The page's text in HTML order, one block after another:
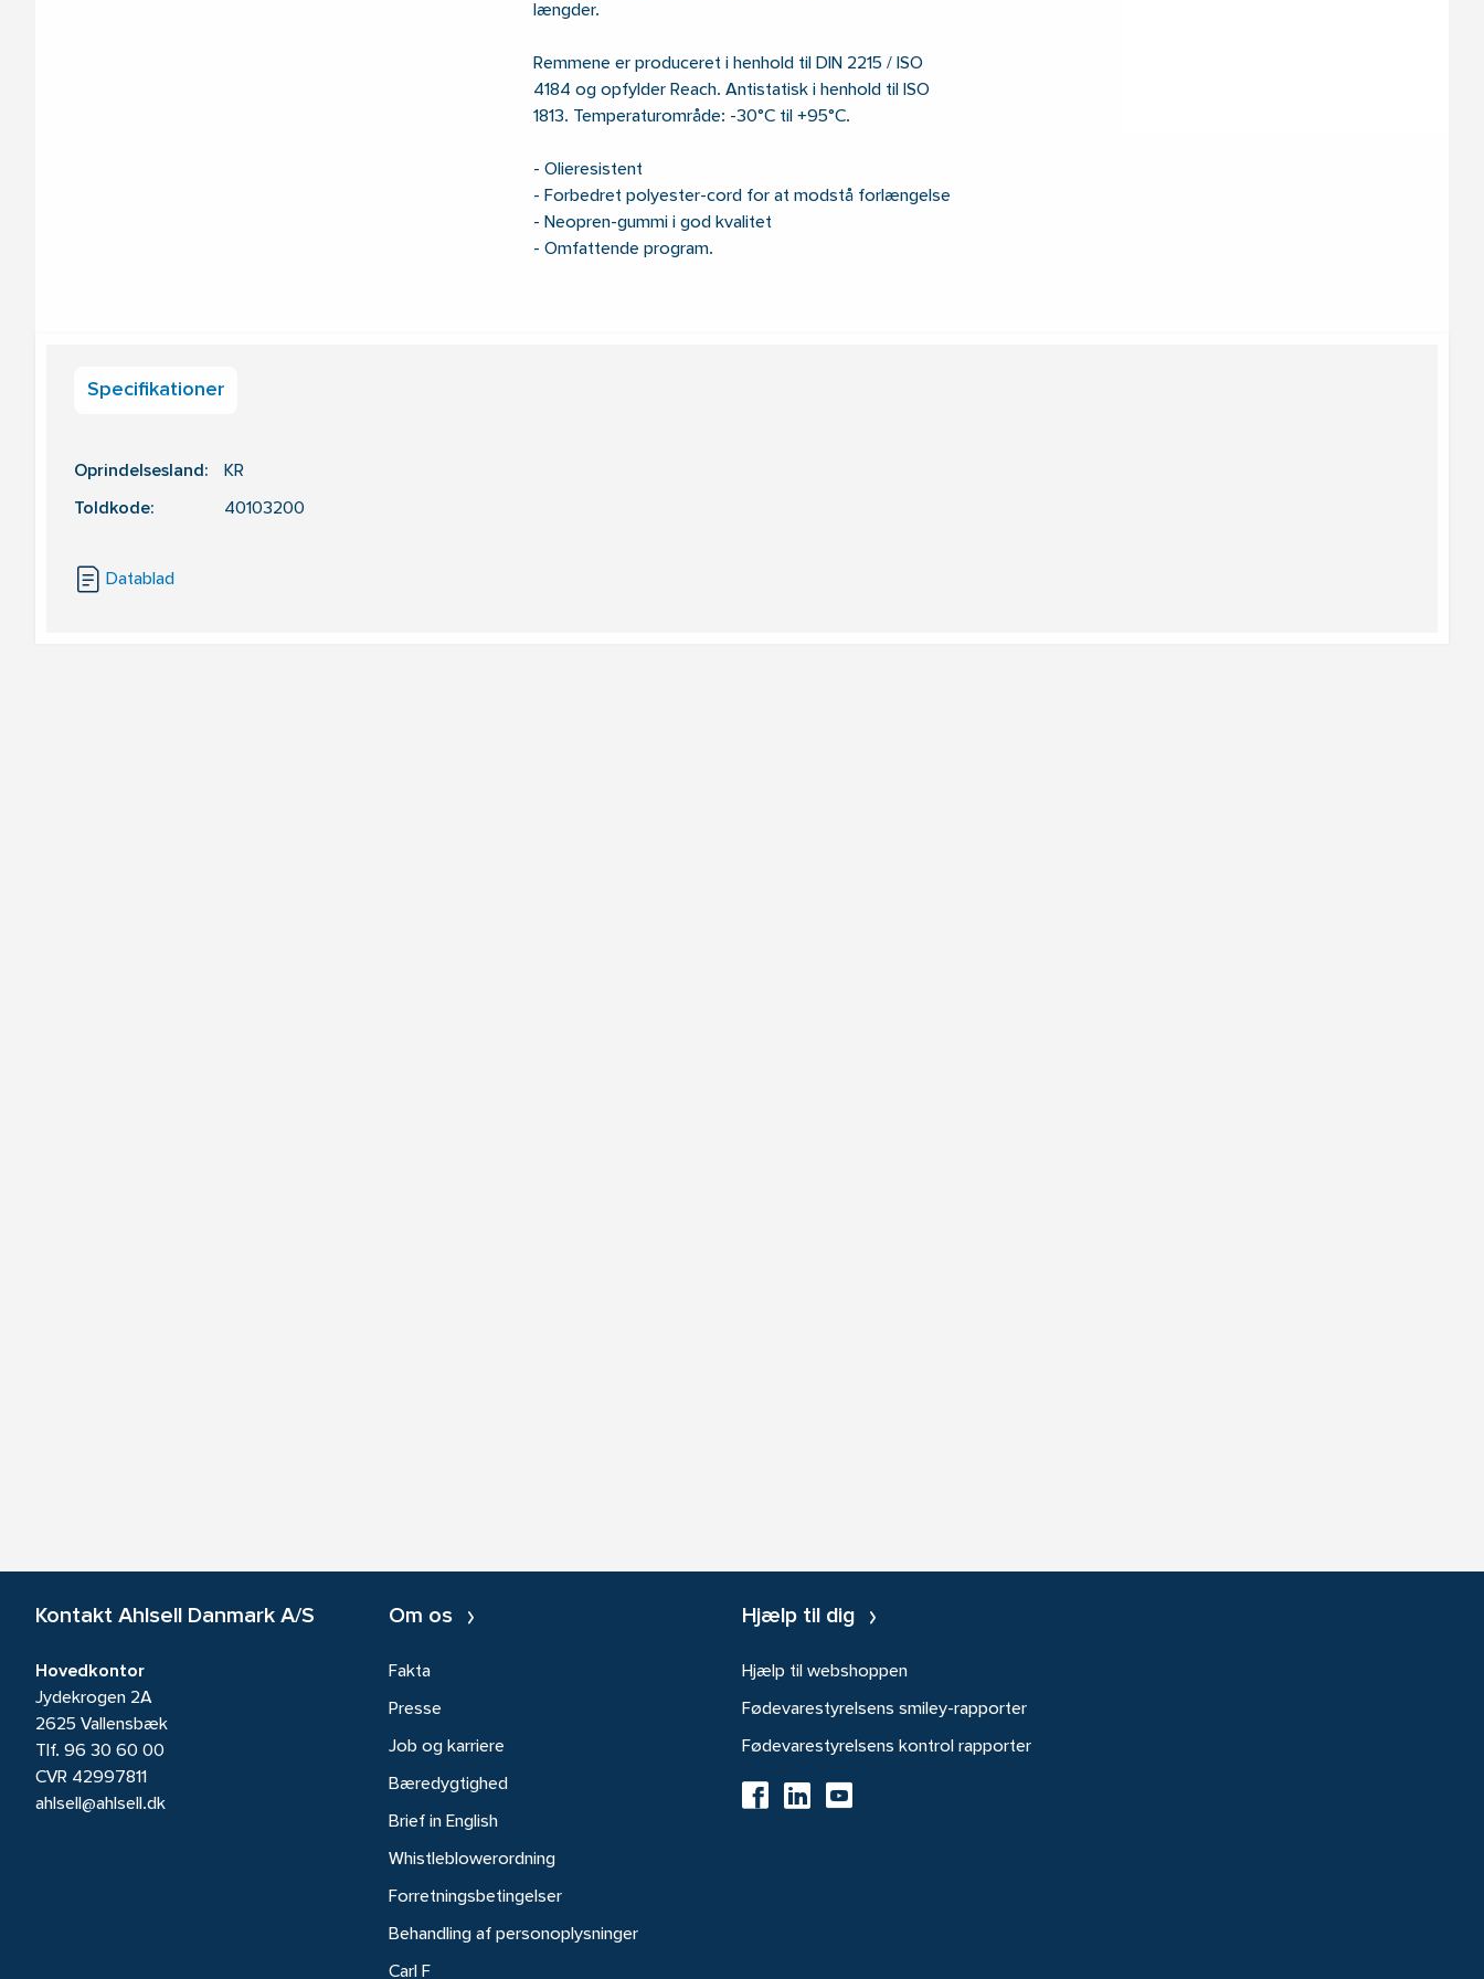
længder.
Remmene er produceret i henhold til DIN 2215 / ISO
4184 og opfylder Reach. Antistatisk i henhold til ISO
1813. Temperaturområde: -30°C til +95°C.
- Olieresistent
- Forbedret polyester-cord for at modstå forlængelse
- Neopren-gummi i god kvalitet
- Omfattende program.
Specifikationer
Oprindelsesland: KR
Toldkode: 40103200
Datablad
Kontakt Ahlsell Danmark A/S
Hovedkontor
Jydekrogen 2A
2625 Vallensbæk
Tlf. 96 30 60 00
CVR 42997811
ahlsell@ahlsell.dk
Om os
Fakta
Presse
Job og karriere
Bæredygtighed
Brief in English
Whistleblowerordning
Forretningsbetingelser
Behandling af personoplysninger
Carl F
Hjælp til dig
Hjælp til webshoppen
Fødevarestyrelsens smiley-rapporter
Fødevarestyrelsens kontrol rapporter